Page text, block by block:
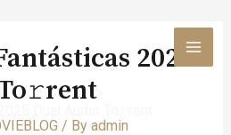
2025
/ By admin